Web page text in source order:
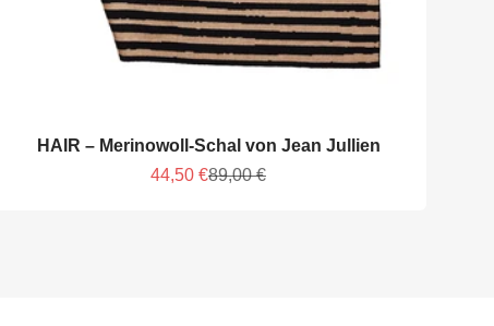
HAIR – Merinowoll-Schal von Jean Jullien
Angebot
44,50 €Regulärer Preis
89,00 €